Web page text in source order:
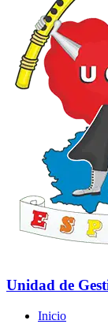
Unidad de
Inicio